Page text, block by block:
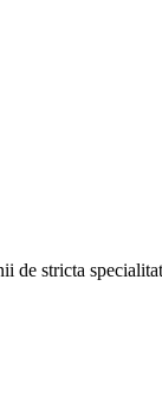
stricta